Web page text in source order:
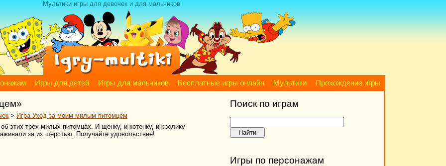
Мультики игры для девочек и для мальчиков
Игры для детей Игры для мальчиков Бесплатные игры онлайн Мультики Прохождение игры
> Игра Уход за моим милым питомцем
этих трех милых питомцах. И щенку, и котенку, и кролику
за их шерстью. Получайте удовольствие!
Поиск по играм
Игры по персонажам